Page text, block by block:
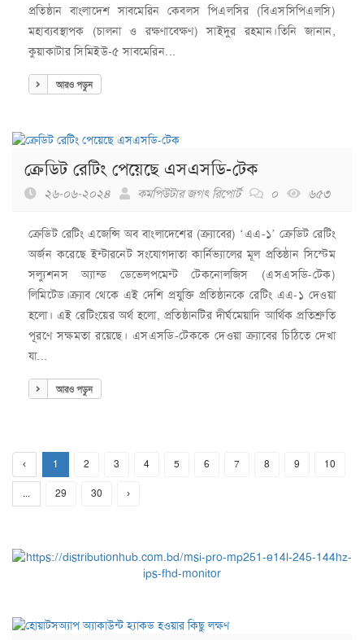
প্রতিষ্ঠান বাংলাদেশ সাবমেরিন কেবলস পিএলসির (বিএসসিপিএলসি)
মহাব্যবস্থাপক (চালনা ও রক্ষণাবেক্ষণ) সাইদুর রহমান।তিনি জানান,
কুয়াকাটার সিমিইউ-৫ সাবমেরিন...
আরও পড়ুন
ক্রেডিট রেটিং পেয়েছে এসএসডি-টেক
২৬-০৬-২০২৪ কমপিউটার জগৎ রিপোর্ট ০ ৬৫৩
ক্রেডিট রেটিং এজেন্সি অব বাংলাদেশের (ক্র্যাবের) ‘এএ-১’ ক্রেডিট রেটিং
অর্জন করেছে ইন্টারনেট সংযোগদাতা কার্নিভ্যালের মূল প্রতিষ্ঠান সিস্টেম
সল্যুশনস অ্যান্ড ডেভেলপমেন্ট টেকনোলজিস (এসএসডি-টেক)
লিমিটেড।ক্র্যাব থেকে এই দেশি প্রযুক্তি প্রতিষ্ঠানকে রেটিং এএ-১ দেওয়া
হলো। এই রেটিংয়ের অর্থ হলো, প্রতিষ্ঠানটির দীর্ঘমেয়াদি আর্থিক প্রতিশ্রুতি
পূরণে সক্ষমতা রয়েছে। এসএসডি-টেককে দেওয়া ক্র্যাবের চিঠিতে দেখা
যা...
আরও পড়ুন
‹ 1 2 3 4 5 6 7 8 9 10
... 29 30 ›